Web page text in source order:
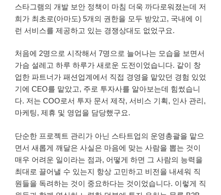
스타그램의 개발 보안 정책이 마침 더욱 까다로워졌는데 저
희가 최초로(아마도) 5개의 권한을 모두 받았고, 국내에 이
런 서비스를 제공하고 있는 경쟁상대도 없었구요.
처음에 2명으로 시작해서 7명으로 늘어나는 모습을 보면서
가슴 설레고 하루 하루가 새로운 도전이었습니다. 같이 창
업한 파트너가 패션업계에서 직접 경영을 맡았던 경험 있었
기에 CEO를 맡았고, 주로 투자사를 알아보는데 힘썼습니
다. 저는 COO로서 투자 문서 제작, 서비스 기획, 인사 관리,
마케팅, 제휴 및 영업을 담당했구요.
단순한 프로젝트 관리가 아닌 스타트업의 운영총괄을 맡으
면서 새롭게 깨달은 사실은 마음에 맞는 사람을 뽑는 것이
매우 어려운 일이라는 점과, 어떻게 하면 그 사람의 능력을
최대로 끌어낼 수 있는지 항상 고민하고 비전을 내세워 직
원들을 독려하는 것이 중요하다는 것이었습니다. 이렇게 직